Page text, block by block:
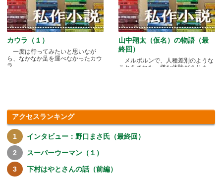
カウラ（１）
一度は行ってみたいと思いなが
ら、なかなか足を運べなかったカウ
ラ.....
山中翔太（仮名）の物語（最
終回）
メルボルンで、人種差別のような
ことをされた、嫌な体験がありま
アクセスランキング
インタビュー：野口まさ氏（最終回）
スーパーウーマン（１）
下村はやとさんの話（前編）